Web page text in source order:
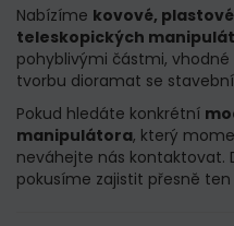
Nabízíme kovové,
teleskopických
pohyblivými částmi,
tvorbu dioramat se
Pokud hledáte konkrétní
manipulátora, který
neváhejte nás kontaktovat.
pokusíme zajistit přesně